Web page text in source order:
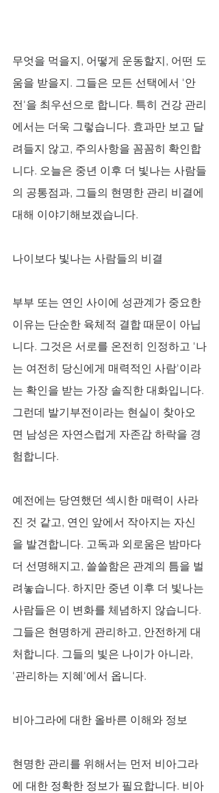
무엇을 먹을지, 어떻게 운동할지, 어떤 도
움을 받을지. 그들은 모든 선택에서 '안
전'을 최우선으로 합니다. 특히 건강 관리
에서는 더욱 그렇습니다. 효과만 보고 달
려들지 않고, 주의사항을 꼼꼼히 확인합
니다. 오늘은 중년 이후 더 빛나는 사람들
의 공통점과, 그들의 현명한 관리 비결에
대해 이야기해보겠습니다.
나이보다 빛나는 사람들의 비결
부부 또는 연인 사이에 성관계가 중요한
이유는 단순한 육체적 결합 때문이 아닙
니다. 그것은 서로를 온전히 인정하고 '나
는 여전히 당신에게 매력적인 사람'이라
는 확인을 받는 가장 솔직한 대화입니다.
그런데 발기부전이라는 현실이 찾아오
면 남성은 자연스럽게 자존감 하락을 경
험합니다.
예전에는 당연했던 섹시한 매력이 사라
진 것 같고, 연인 앞에서 작아지는 자신
을 발견합니다. 고독과 외로움은 밤마다
더 선명해지고, 쓸쓸함은 관계의 틈을 벌
려놓습니다. 하지만 중년 이후 더 빛나는
사람들은 이 변화를 체념하지 않습니다.
그들은 현명하게 관리하고, 안전하게 대
처합니다. 그들의 빛은 나이가 아니라,
'관리하는 지혜'에서 옵니다.
비아그라에 대한 올바른 이해와 정보
현명한 관리를 위해서는 먼저 비아그라
에 대한 정확한 정보가 필요합니다. 비아